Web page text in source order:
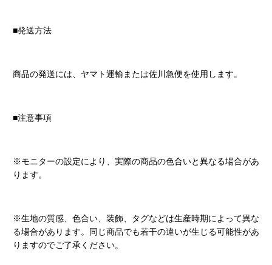
■発送方法
商品の発送には、ヤマト運輸または佐川急便を使用します。
■注意事項
※モニターの設定により、実際の商品の色合いと異なる場合があ
ります。
※生地の質感、色合い、装飾、タグなどは生産時期によって異な
る場合があります。同じ商品でも若干の違いが生じる可能性があ
りますのでご了承ください。